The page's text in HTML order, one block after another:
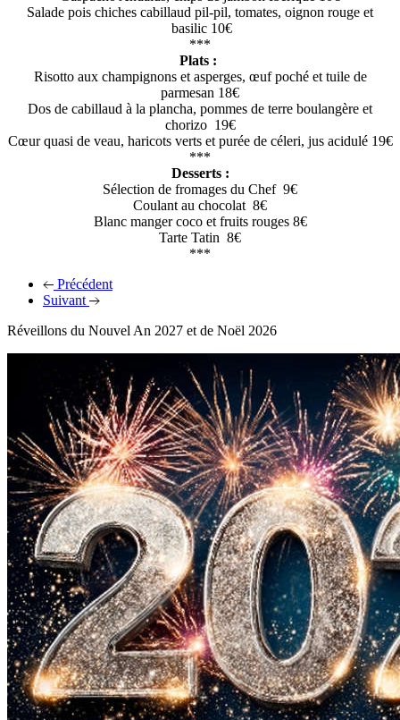
Salade pois chiches cabillaud pil-pil, tomates, oignon rouge et
basilic 10€
***
Plats :
Risotto aux champignons et asperges, œuf poché et tuile de
parmesan 18€
Dos de cabillaud à la plancha, pommes de terre boulangère et
chorizo 19€
Cœur quasi de veau, haricots verts et purée de céleri, jus acidulé 19€
***
Desserts :
Sélection de fromages du Chef 9€
Coulant au chocolat 8€
Blanc manger coco et fruits rouges 8€
Tarte Tatin 8€
***
Précédent
Suivant
Réveillons du Nouvel An 2027 et de Noël 2026